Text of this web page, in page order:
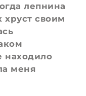
лепнина
хруст своим
находило
меня